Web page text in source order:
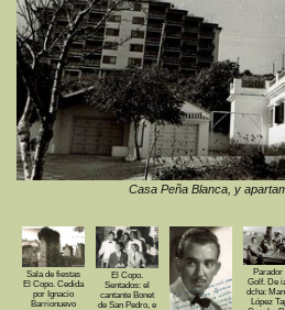
Casa Peña Blanca, y
Sala de fiestas
El Copo. Cedida
por Ignacio
Barrionuevo
El Copo.
Sentados: el
cantante Bonet
de San Pedro, e
Parador
Golf. De
dcha:
López